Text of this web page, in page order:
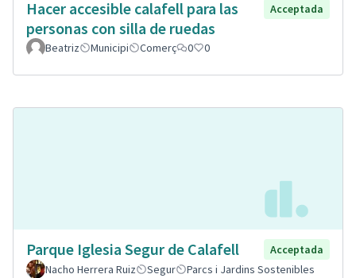
Hacer accesible calafell para las
personas con silla de ruedas
Acceptada
Beatriz Municipi Comerç 0 0
Parque Iglesia Segur de Calafell
Acceptada
Nacho Herrera Ruiz
Segur
Parcs i Jardins Sostenibles